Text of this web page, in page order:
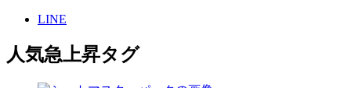
LINE
人気急上昇タグ